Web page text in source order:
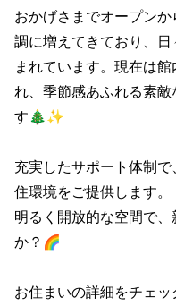
おかげさまでオープン
調に増えてきており、
まれています。現在は
れ、季節感あふれる素
す🎄✨
充実したサポート体制
住環境をご提供します。
明るく開放的な空間で
か？🌈
お住まいの詳細をチェ